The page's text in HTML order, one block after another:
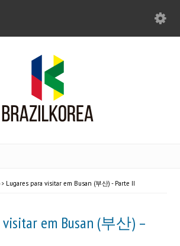
Lugares para visitar em Busan (부산) - Parte II
visitar em Busan (부산) –